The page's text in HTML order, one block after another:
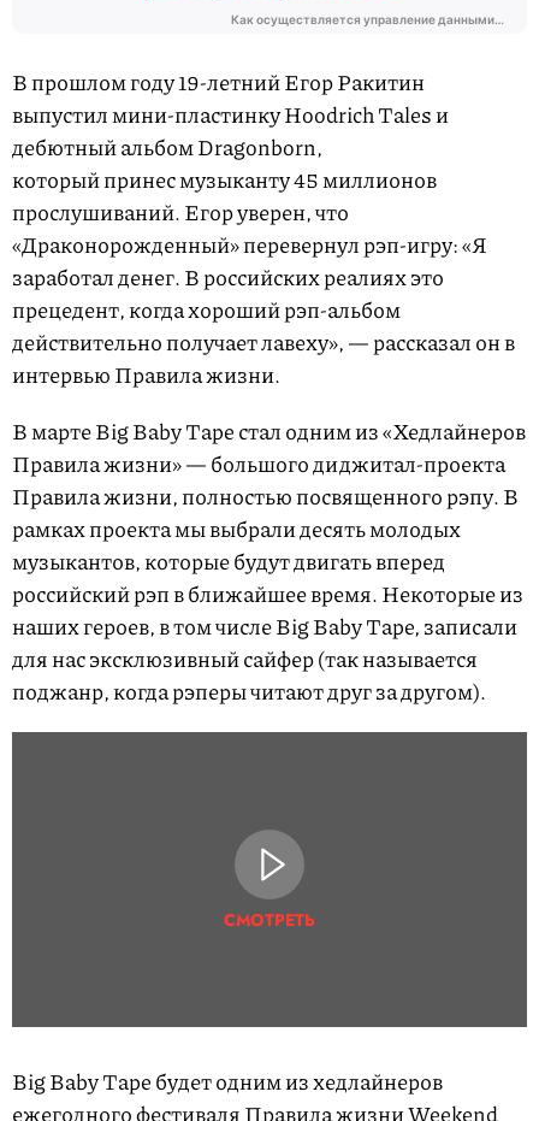
В прошлом году 19-летний Егор Ракитин
выпустил мини-пластинку Hoodrich Tales и
дебютный альбом Dragonborn,
который принес музыканту 45 миллионов
прослушиваний. Егор уверен, что
«Драконорожденный» перевернул рэп-игру: «Я
заработал денег. В российских реалиях это
прецедент, когда хороший рэп-альбом
действительно получает лавеху», — рассказал он в
интервью Правила жизни.
В марте Big Baby Tape стал одним из «Хедлайнеров
Правила жизни» — большого диджитал-проекта
Правила жизни, полностью посвященного рэпу. В
рамках проекта мы выбрали десять молодых
музыкантов, которые будут двигать вперед
российский рэп в ближайшее время. Некоторые из
наших героев, в том числе Big Baby Tape, записали
для нас эксклюзивный сайфер (так называется
поджанр, когда рэперы читают друг за другом).
СМОТРЕТЬ
Big Baby Tape будет одним из хедлайнеров
ежегодного фестиваляПравила жизни Weekend